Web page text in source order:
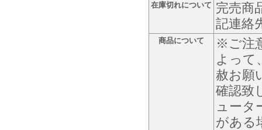
在庫切れについて 完売商
記連絡
商品について
※ご注
よって
赦お願
確認致
ュータ
がある